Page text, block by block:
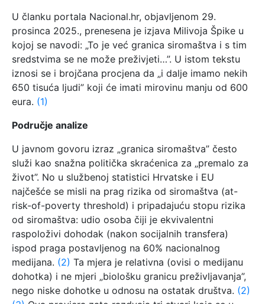
U članku portala Nacional.hr, objavljenom 29.
prosinca 2025., prenesena je izjava Milivoja Špike u
kojoj se navodi: „To je već granica siromaštva i s tim
sredstvima se ne može preživjeti…”. U istom tekstu
iznosi se i brojčana procjena da „i dalje imamo nekih
650 tisuća ljudi” koji će imati mirovinu manju od 600
eura. (1)
Područje analize
U javnom govoru izraz „granica siromaštva” često
služi kao snažna politička skraćenica za „premalo za
život”. No u službenoj statistici Hrvatske i EU
najčešće se misli na prag rizika od siromaštva (at-
risk-of-poverty threshold) i pripadajuću stopu rizika
od siromaštva: udio osoba čiji je ekvivalentni
raspoloživi dohodak (nakon socijalnih transfera)
ispod praga postavljenog na 60% nacionalnog
medijana. (2) Ta mjera je relativna (ovisi o medijanu
dohotka) i ne mjeri „biološku granicu preživljavanja”,
nego niske dohotke u odnosu na ostatak društva. (2)